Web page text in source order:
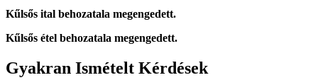
Kűlsős ital behozatala megengedett.
Kűlsős étel behozatala megengedett.
Gyakran Ismételt Kérdések